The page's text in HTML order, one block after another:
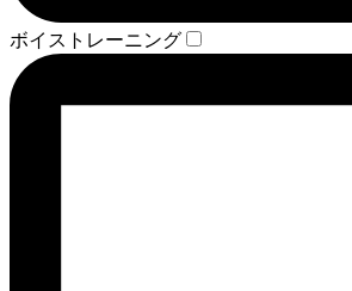
ボイストレーニング